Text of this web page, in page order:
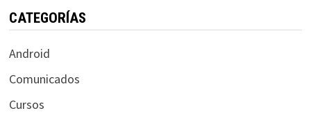
CATEGORÍAS
Android
Comunicados
Cursos